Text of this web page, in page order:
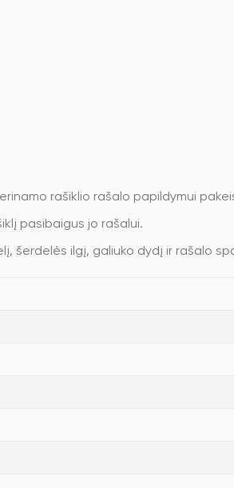
rašiklio rašalo papildymui
pasibaigus jo rašalui.
šerdelės ilgį, galiuko dydį ir rašalo